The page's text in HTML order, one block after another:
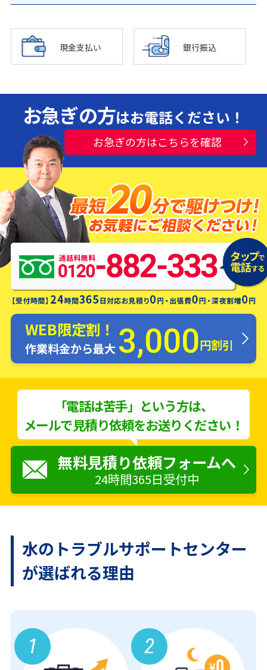
現金支払い 銀行振込
お急ぎの方はお電話ください！
お急ぎの方はこちらを確認
水漏れ・つまり・修理お電話一本ですぐ
にお伺いします！
WEB限定割！
作業料金から最大 3,000円割引
「電話は苦手」という方は、
メールで見積り依頼をお送りください！
無料見積り依頼フォームへ
24時間365日受付中
水のトラブルサポートセンター
が選ばれる理由
1 2